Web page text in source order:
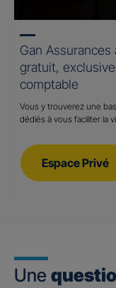
Gan
gratuit,
comptable
Vous y trouverez une
dédiés à vous faciliter la
Espace Privé
Une